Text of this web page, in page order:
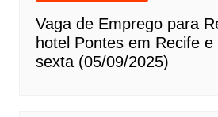
Vaga de Emprego para
hotel Pontes em Recife
sexta (05/09/2025)